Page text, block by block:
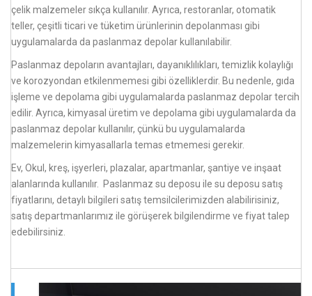
çelik malzemeler sıkça kullanılır. Ayrıca, restoranlar, otomatik
teller, çeşitli ticari ve tüketim ürünlerinin depolanması gibi
uygulamalarda da paslanmaz depolar kullanılabilir.
Paslanmaz depoların avantajları, dayanıklılıkları, temizlik kolaylığı
ve korozyondan etkilenmemesi gibi özelliklerdir. Bu nedenle, gıda
işleme ve depolama gibi uygulamalarda paslanmaz depolar tercih
edilir. Ayrıca, kimyasal üretim ve depolama gibi uygulamalarda da
paslanmaz depolar kullanılır, çünkü bu uygulamalarda
malzemelerin kimyasallarla temas etmemesi gerekir.
Ev, Okul, kreş, işyerleri, plazalar, apartmanlar, şantiye ve inşaat
alanlarında kullanılır. Paslanmaz su deposu ile su deposu satış
fiyatlarını, detaylı bilgileri satış temsilcilerimizden alabilirisiniz,
satış departmanlarımız ile görüşerek bilgilendirme ve fiyat talep
edebilirsiniz.